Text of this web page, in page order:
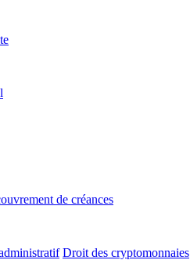
de créances
Droit des cryptomonnaies